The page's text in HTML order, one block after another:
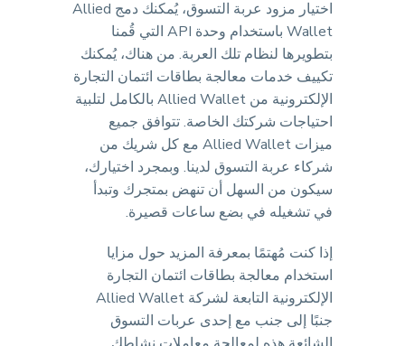
اختيار مزود عربة التسوق، يُمكنك دمج Allied
Wallet باستخدام وحدة API التي قُمنا
بتطويرها لنظام تلك العربة. من هناك، يُمكنك
تكييف خدمات معالجة بطاقات ائتمان التجارة
الإلكترونية من Allied Wallet بالكامل لتلبية
احتياجات شركتك الخاصة. تتوافق جميع
ميزات Allied Wallet مع كل شريك من
شركاء عربة التسوق لدينا. وبمجرد اختيارك،
سيكون من السهل أن تنهض بمتجرك وتبدأ
في تشغيله في بضع ساعات قصيرة.
إذا كنت مُهتمًا بمعرفة المزيد حول مزايا
استخدام معالجة بطاقات ائتمان التجارة
الإلكترونية التابعة لشركة Allied Wallet
جنبًا إلى جنب مع إحدى عربات التسوق